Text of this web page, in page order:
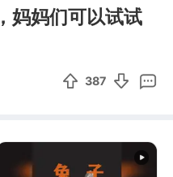
妈妈们可以试试
387